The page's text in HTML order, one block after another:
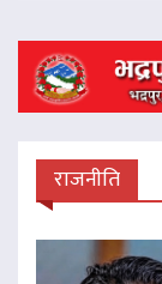
राजनीति